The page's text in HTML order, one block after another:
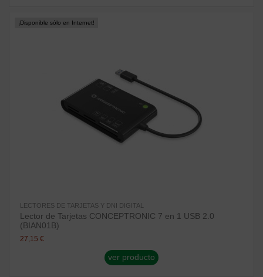
¡Disponible sólo en Internet!
LECTORES DE TARJETAS Y DNI DIGITAL
Lector de Tarjetas CONCEPTRONIC 7 en 1 USB 2.0
(BIAN01B)
27,15 €
ver producto